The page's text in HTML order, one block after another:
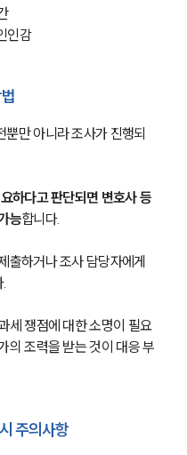
동향
인
그
슈어
예약
인감
만 아니라 조사가 진행되
하다고 판단되면 변호사 등
능합니다.
출하거나 조사 담당자에게
세 쟁점에 대한 소명이 필요
의 조력을 받는 것이 대응 부
주의사항